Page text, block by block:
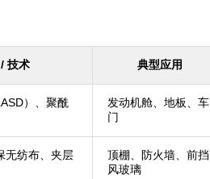
技术 典型应用
）、聚酰
发动机舱、地板、车
门
无纺布、夹层
顶棚、防火墙、前挡
风玻璃